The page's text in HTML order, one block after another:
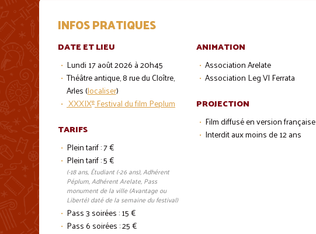
INFOS PRATIQUES
DATE ET LIEU
Lundi 17 août 2026 à 20h45
Théâtre antique, 8 rue du Cloître,
Arles (localiser)
XXXIXeFestival du film Peplum
TARIFS
Plein tarif : 7 €
Plein tarif : 5 €
(-18 ans, Étudiant (-26 ans), Adhérent
Péplum, Adhérent Arelate, Pass
monument de la ville (Avantage ou
Liberté) daté de la semaine du festival)
Pass 3 soirées : 15 €
Pass 6 soirées : 25 €
ANIMATION
Association Arelate
Association Leg VI Ferrata
PROJECTION
Film diffusé en version française
Interdit aux moins de 12 ans